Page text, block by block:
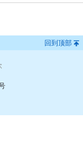
回到顶部